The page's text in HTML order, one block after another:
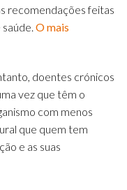
recomendações feitas
O mais
doentes crónicos
vez que têm o
com menos
que quem tem
e as suas